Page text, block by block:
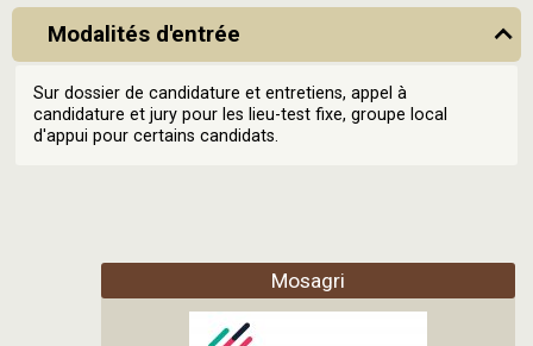
Modalités d'entrée
Sur dossier de candidature et entretiens, appel à
candidature et jury pour les lieu-test fixe, groupe local
d'appui pour certains candidats.
Mosagri